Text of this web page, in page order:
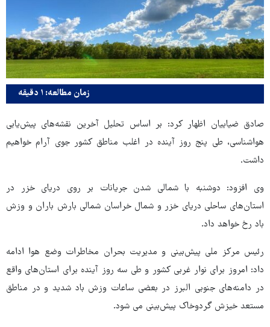
زمان مطالعه: ۱ دقیقه
صادق ضیاییان اظهار کرد: بر اساس تحلیل آخرین نقشه‌های پیش‌یابی
هواشناسی، طی پنج روز آینده در اغلب مناطق کشور جوی آرام خواهیم
داشت.
وی افزود: دوشنبه با شمالی شدن جریانات بر روی دریای خزر در
استان‌های ساحلی دریای خزر و شمال خراسان شمالی بارش باران و وزش
باد رخ خواهد داد.
رئیس مرکز ملی پیش‌بینی و مدیریت بحران مخاطرات وضع هوا ادامه
داد: امروز برای نوار غربی کشور و طی سه روز آینده برای استان‌های واقع
در دامنه‌های جنوبی البرز در بعضی ساعات وزش باد شدید و در مناطق
مستعد خیزش گردوخاک پیش‌بینی می شود.